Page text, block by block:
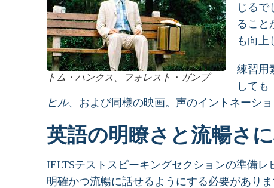
トム・ハンクス、フォレスト・ガンプ
じるで
ること
も向上
練習用
しても
ヒル、および同様の映画。声のイントネーシ
英語の明瞭さと流暢さ
IELTSテストスピーキングセクションの準備
明確かつ流暢に話せるようにする必要があり